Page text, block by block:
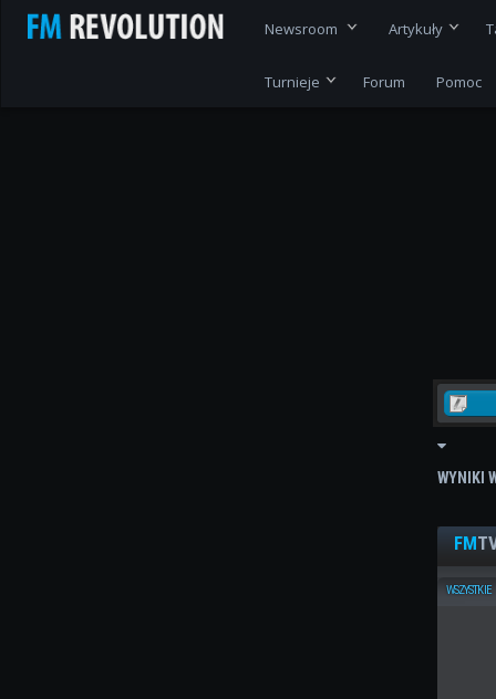
Newsroom Artykuły
Turnieje Forum Pomoc
WYNIKI
FM
WSZYSTKIE